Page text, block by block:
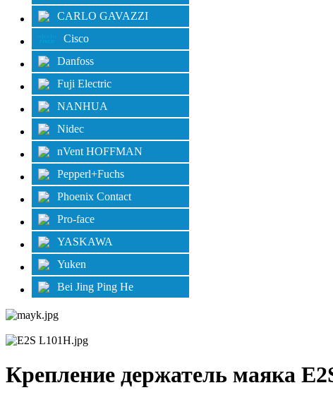
CARLO GAVAZZI
Cisco
Danfoss
Fuji Electric
NANHUA
Nidec
nVent HOFFMAN
Pepperl+Fuchs
Phoenix Contact
Pro-face
YASKAWA
Yuken
Bei Jing Ping He
Крепление держатель маяка